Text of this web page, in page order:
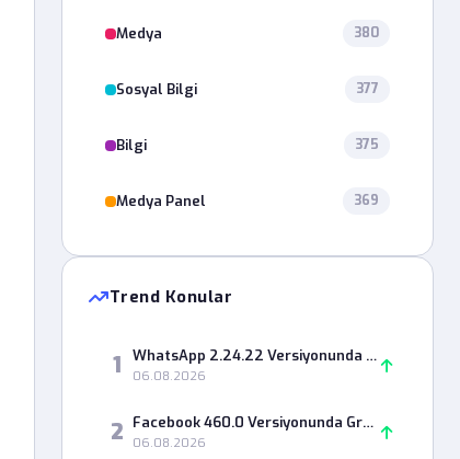
Medya 380
Sosyal Bilgi 377
Bilgi 375
Medya Panel 369
Trend Konular
1 WhatsApp 2.24.22 Versiyonunda Durum Paylaşımı Neden Hata Veriyor?
06.08.2026
2 Facebook 460.0 Versiyonunda Grup Paylaşımları Neden Görünmüyor?
06.08.2026